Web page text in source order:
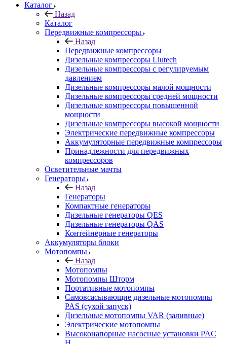
Каталог
Назад
Каталог
Передвижные компрессоры
Назад
Передвижные компрессоры
Дизельные компрессоры Liutech
Дизельные компрессоры с регулируемым
давлением
Дизельные компрессоры малой мощности
Дизельные компрессоры средней мощности
Дизельные компрессоры повышенной
мощности
Дизельные компрессоры высокой мощности
Электрические передвижные компрессоры
Аккумуляторные передвижные компрессоры
Принадлежности для передвижных
компрессоров
Осветительные мачты
Генераторы
Назад
Генераторы
Компактные генераторы
Дизельные генераторы QES
Дизельные генераторы QAS
Контейнерные генераторы
Аккумуляторы блоки
Мотопомпы
Назад
Мотопомпы
Мотопомпы Шторм
Портативные мотопомпы
Самовсасывающие дизельные мотопомпы
PAS (сухой запуск)
Дизельные мотопомпы VAR (заливные)
Электрические мотопомпы
Высоконапорные насосные установки PAC